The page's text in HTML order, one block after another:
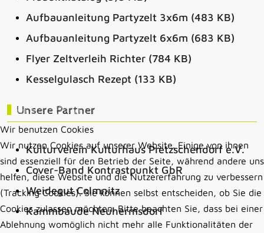
Aufbauanleitung Partyzelt 3x6m (483 KB)
Aufbauanleitung Partyzelt 6x6m (683 KB)
Flyer Zeltverleih Richter (784 KB)
Kesselgulasch Rezept (133 KB)
Unsere Partner
Kulturverein Kulturhaus Pretzschendorf e.V.
Cover-Band Kontrastpunkt GbR
Weidegut Colmnitz
Kammbaude Neuhermsdorf
Wir benutzen Cookies
Wir nutzen Cookies auf unserer Website. Einige von ihnen
sind essenziell für den Betrieb der Seite, während andere uns
helfen, diese Website und die Nutzererfahrung zu verbessern
(Tracking Cookies). Sie können selbst entscheiden, ob Sie die
Cookies zulassen möchten. Bitte beachten Sie, dass bei einer
Ablehnung womöglich nicht mehr alle Funktionalitäten der